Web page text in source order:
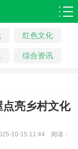
红色文化
综合资讯
亮乡村文化
10-15 11:44 阅读：